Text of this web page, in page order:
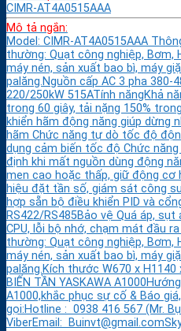
CIMR-AT4A0515AAA
Mô tả ngắn:
Model: CIMR-AT4A0515AAA
thường: Quạt công nghiệp, Bơm,
máy nén, sản xuất bao bì, máy
palăng.Nguồn cấp AC 3 pha 380-
220/250kW 515ATính năngKhả
trong 60 giây, tải nặng 150%
khiển hãm động năng giúp dừng
hãm Chức năng tự dò tốc độ
dụng cảm biến tốc độ Chức
định khi mất nguồn dùng động
men cao hoặc thấp, giữ động
hiệu đặt tần số, giám sát công
hợp sẵn bộ điều khiển PID và
RS422/RS485Bảo vệ Quá áp,
CPU, lỗi bộ nhớ, chạm mát đầu
thường: Quạt công nghiệp, Bơm,
máy nén, sản xuất bao bì, máy
palăng.Kích thước W670 x H1140
BIẾN TẦN YASKAWA
A1000,khắc phục sự cố & Báo
gọi:Hotline : 0938 416 567 (Mr.
ViberEmail: